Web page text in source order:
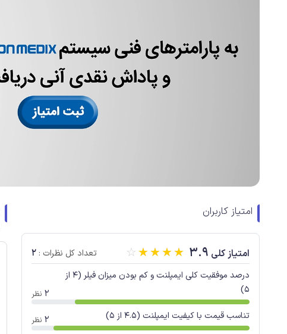
امتیاز کاربران
امتیاز کلی 3.9
☆☆☆☆☆ تعداد کل نظرات : 2
درصد موفقیت کلی ایمپلنت و کم بودن میزان فیلر (4 از
5)
2 نظر
تناسب قیمت با کیفیت ایمپلنت (4.5 از 5) 2 نظر